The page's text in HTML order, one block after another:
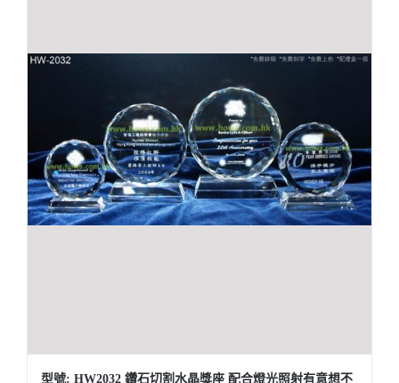
型號: HW2032 鑽石切割水晶獎座 配合燈光照射有意想不